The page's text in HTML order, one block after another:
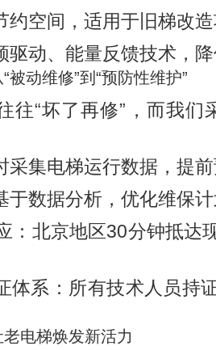
约空间，适用于旧梯改
驱动、能量反馈技术，
被动维修”到“预防性维护”
往“坏了再修”，而我们
采集电梯运行数据，提
于数据分析，优化维保
：北京地区30分钟抵达
体系：所有技术人员持
电梯焕发新活力